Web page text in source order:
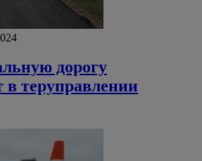
дорогу
теруправлении